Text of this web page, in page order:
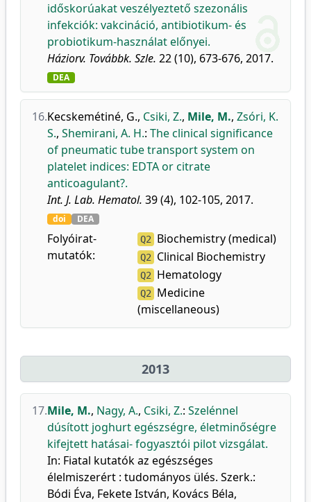
időskorúakat veszélyeztető szezonális
infekciók: vakcináció, antibiotikum- és
probiotikum-használat előnyei.
Háziorv. Továbbk. Szle. 22 (10), 673-676, 2017.
DEA
16.Kecskemétiné, G., Csiki, Z., Mile, M., Zsóri, K.
S., Shemirani, A. H.: The clinical significance
of pneumatic tube transport system on
platelet indices: EDTA or citrate
anticoagulant?.
Int. J. Lab. Hematol. 39 (4), 102-105, 2017.
doi DEA
Folyóirat-
mutatók:
Q2 Biochemistry (medical)
Q2 Clinical Biochemistry
Q2 Hematology
Q2
Medicine
(miscellaneous)
2013
17.Mile, M., Nagy, A., Csiki, Z.: Szelénnel
dúsított joghurt egészségre, életminőségre
kifejtett hatásai- fogyasztói pilot vizsgálat.
In: Fiatal kutatók az egészséges
élelmiszerért : tudományos ülés. Szerk.:
Bódi Éva, Fekete István, Kovács Béla,